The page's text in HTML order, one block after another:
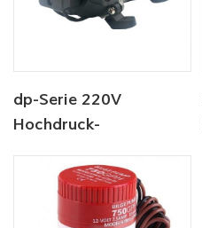
dp-Serie 220V
Hochdruck-